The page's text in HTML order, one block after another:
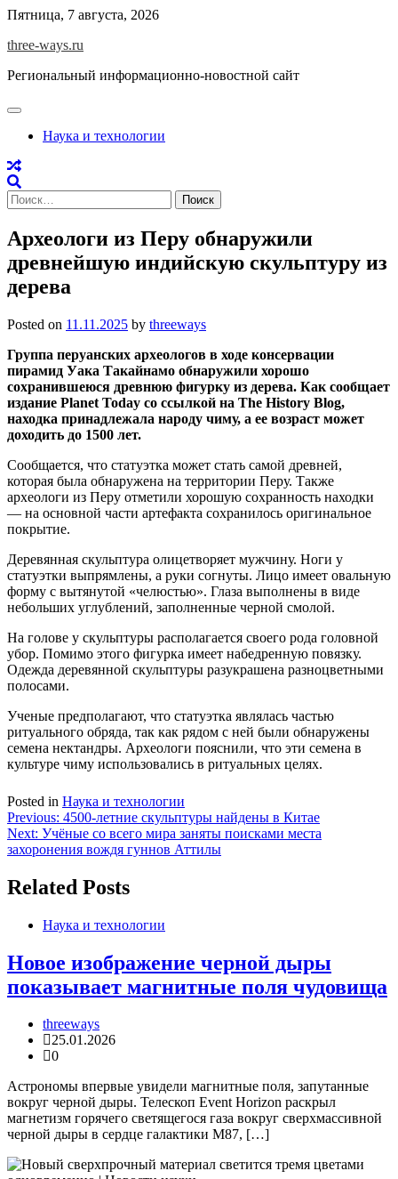
Skip
content
Пятница, 7 августа, 2026
three-ways.ru
Региональный информационно-новостной сайт
Наука и технологии
Найти:
Археологи из Перу обнаружили
древнейшую индийскую скульптуру из
дерева
Posted on 11.11.2025 by threeways
Группа перуанских археологов в ходе консервации
пирамид Уака Такайнамо обнаружили хорошо
сохранившеюся древнюю фигурку из дерева. Как сообщает
издание Planet Today со ссылкой на The History Blog,
находка принадлежала народу чиму, а ее возраст может
доходить до 1500 лет.
Сообщается, что статуэтка может стать самой древней,
которая была обнаружена на территории Перу. Также
археологи из Перу отметили хорошую сохранность находки
— на основной части артефакта сохранилось оригинальное
покрытие.
Деревянная скульптура олицетворяет мужчину. Ноги у
статуэтки выпрямлены, а руки согнуты. Лицо имеет овальную
форму с вытянутой «челюстью». Глаза выполнены в виде
небольших углублений, заполненные черной смолой.
На голове у скульптуры располагается своего рода головной
убор. Помимо этого фигурка имеет набедренную повязку.
Одежда деревянной скульптуры разукрашена разноцветными
полосами.
Ученые предполагают, что статуэтка являлась частью
ритуального обряда, так как рядом с ней были обнаружены
семена нектандры. Археологи пояснили, что эти семена в
культуре чиму использовались в ритуальных целях.
Posted in Наука и технологии
Навигация
по
Previous: 4500-летние скульптуры найдены в Китае
Next: Учёные со всего мира заняты поисками места
захоронения вождя гуннов Аттилы
Related Posts
Наука и технологии
Новое изображение черной дыры
показывает магнитные поля чудовища
threeways
25.01.2026
0
Астрономы впервые увидели магнитные поля, запутанные
вокруг черной дыры. Телескоп Event Horizon раскрыл
магнетизм горячего светящегося газа вокруг сверхмассивной
черной дыры в сердце галактики M87, […]